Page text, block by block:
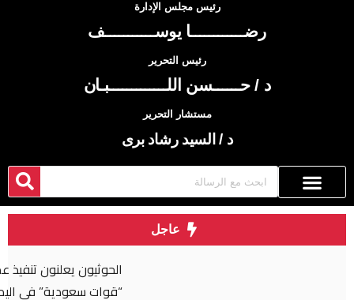
رئيس مجلس الإدارة
رضــــــــــــا يوســـــــــــف
رئيس التحرير
د / حــــــسن اللـــــــــــــبـان
مستشار التحرير
د / السيد رشاد برى
عاجل
الحوثيون يعلنون تنفيذ عملية عسكرية واسعة ضد